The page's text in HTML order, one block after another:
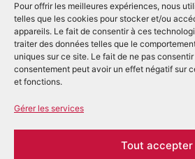
Pour offrir les meilleures expériences, nous
telles que les cookies pour stocker et/ou
appareils. Le fait de consentir à ces
traiter des données telles que le
uniques sur ce site. Le fait de ne pas
consentement peut avoir un effet négatif sur
et fonctions.
Gérer les services
Tout accepter
+33 (0)5 53 03 80 00